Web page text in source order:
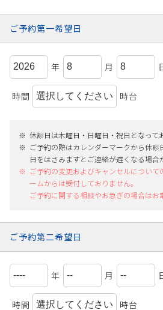
ご予約第一希望日
年 月
時間 時台
休診日は木曜日・日曜日・祝日となって
ご予約の際はカレンダーマークから休
日をはさみますとご連絡が遅くなる場合
ご予約の変更およびキャンセルについ
ームからは受付しておりません。
ご予約に関する相談やお急ぎの場合はお
ご予約第二希望日
年 月
時間 時台